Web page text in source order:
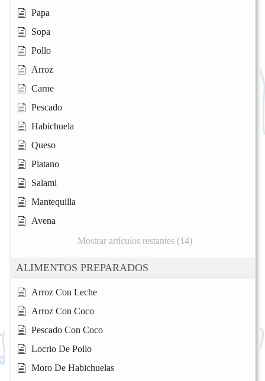
Papa
Sopa
Pollo
Arroz
Carne
Pescado
Habichuela
Queso
Platano
Salami
Mantequilla
Avena
Mostrar artículos restantes (14)
ALIMENTOS PREPARADOS
Arroz Con Leche
Arroz Con Coco
Pescado Con Coco
Locrio De Pollo
Moro De Habichuelas